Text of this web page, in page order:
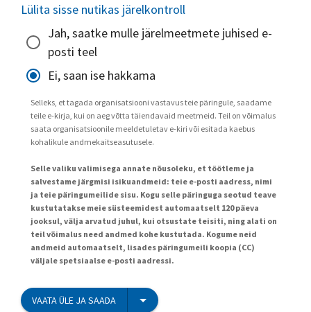
Lülita sisse nutikas järelkontroll
Jah, saatke mulle järelmeetmete juhised e-
posti teel
Ei, saan ise hakkama
Selleks, et tagada organisatsiooni vastavus teie päringule, saadame
teile e-kirja, kui on aeg võtta täiendavaid meetmeid. Teil on võimalus
saata organisatsioonile meeldetuletav e-kiri või esitada kaebus
kohalikule andmekaitseasutusele.
Selle valiku valimisega annate nõusoleku, et töötleme ja
salvestame järgmisi isikuandmeid: teie e-posti aadress, nimi
ja teie päringumeilide sisu. Kogu selle päringuga seotud teave
kustutatakse meie süsteemidest automaatselt 120 päeva
jooksul, välja arvatud juhul, kui otsustate teisiti, ning alati on
teil võimalus need andmed kohe kustutada. Kogume neid
andmeid automaatselt, lisades päringumeili koopia (CC)
väljale spetsiaalse e-posti aadressi.
VAATA ÜLE JA SAADA